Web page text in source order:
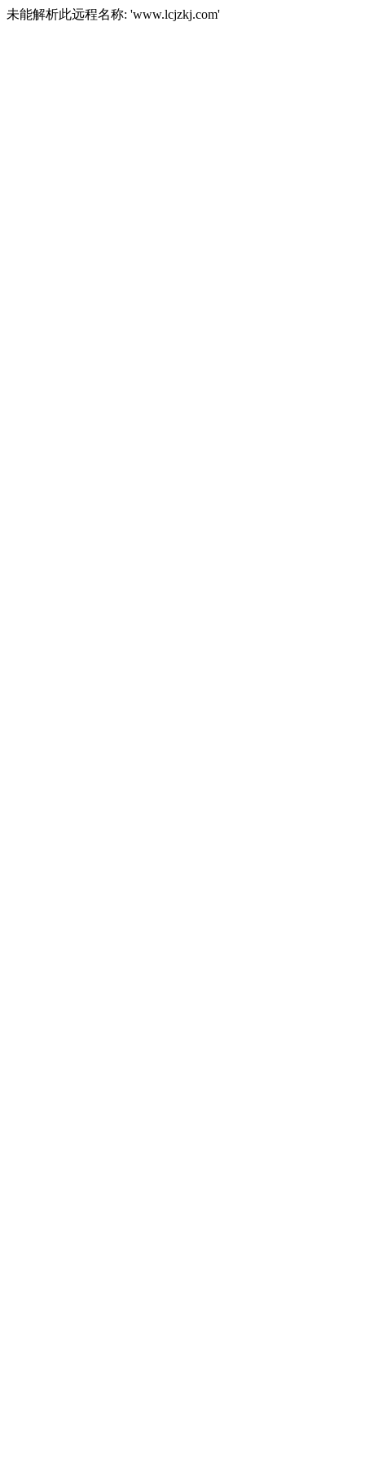
未能解析此远程名称: 'www.lcjzkj.com'